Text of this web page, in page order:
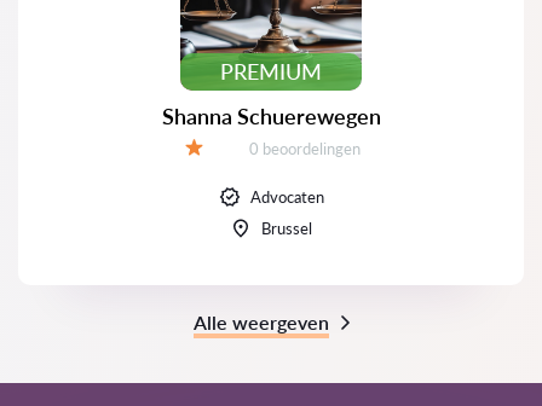
PREMIUM
Shanna Schuerewegen
Beoordelingen:
0 beoordelingen
Advocaten
Brussel
Alle weergeven